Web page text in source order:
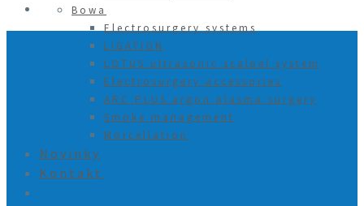
Bowa
Electrosurgery systems
LIGATION
LOTUS ultrasonic scalpel system
Electrosurgery accessories
ARC PLUS argon plasma surgery
Smoke management
Morcellation
Novinky
Kontakt